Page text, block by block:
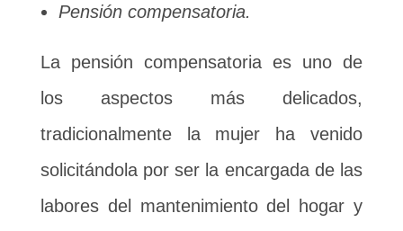
Pensión compensatoria.
La pensión compensatoria es uno de
los aspectos más delicados,
tradicionalmente la mujer ha venido
solicitándola por ser la encargada de las
labores del mantenimiento del hogar y